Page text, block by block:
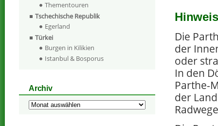
Die
der
oder
In den
Parthe-
der
Thementouren
Tschechische Republik
Egerland
Türkei
Burgen in Kilikien
Istanbul & Bosporus
Archiv
Archiv